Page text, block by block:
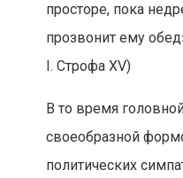
просторе, пока
прозвонит ему
I. Строфа XV)
В то время
своеобразной
политических